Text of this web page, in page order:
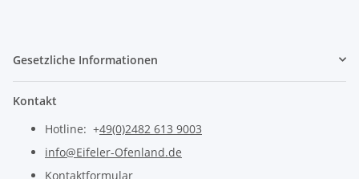
Gesetzliche Informationen
Kontakt
Hotline: +49(0)2482 613 9003
info@Eifeler-Ofenland.de
Kontaktformular